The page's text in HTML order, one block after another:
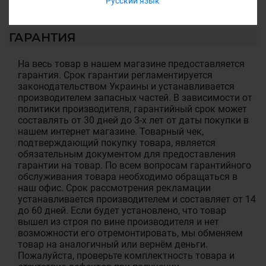
ГАРАНТИЯ
На весь товар в нашем магазине предоставляется
гарантия. Срок гарантии регламентируется
законодательством Украины и устанавливается
производителем запасных частей. В зависимости от
политики производителя, гарантийный срок может
составлять от 30 дней до 3-х лет от даты покупки в
нашем интернет магазине. Товарный чек,
подтверждающий покупку товара, является
обязательным документом для предоставления
гарантии на товар. По всем вопросам гарантийного
обслуживания товара необходимо обращаться в
наш офис. Срок рассмотрения рекламации
устанавливается производителем и составляет от 14
до 60 дней. Если будет установлено, что товар
вышел из строя по вине производителя и нет
возможности его отремонтировать, мы обменяем
товар на аналогичный или вернём деньги.
Пожалуйста, проверьте комплектность товара и